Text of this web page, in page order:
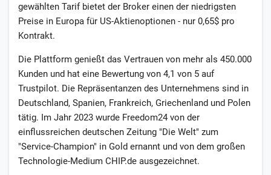
gewählten Tarif bietet der Broker einen der niedrigsten
Preise in Europa für US-Aktienoptionen - nur 0,65$ pro
Kontrakt.
Die Plattform genießt das Vertrauen von mehr als 450.000
Kunden und hat eine Bewertung von 4,1 von 5 auf
Trustpilot. Die Repräsentanzen des Unternehmens sind in
Deutschland, Spanien, Frankreich, Griechenland und Polen
tätig. Im Jahr 2023 wurde Freedom24 von der
einflussreichen deutschen Zeitung "Die Welt" zum
"Service-Champion" in Gold ernannt und von dem großen
Technologie-Medium CHIP.de ausgezeichnet.